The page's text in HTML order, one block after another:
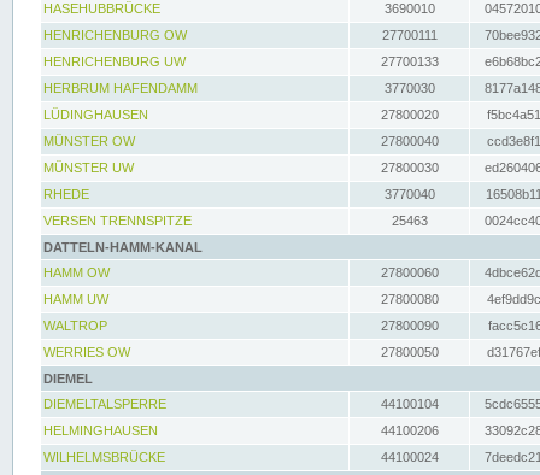
HASEHUBBRÜCKE
3690010
HENRICHENBURG OW
27700111
HENRICHENBURG UW
27700133
HERBRUM HAFENDAMM
3770030
LÜDINGHAUSEN
27800020
MÜNSTER OW
27800040
MÜNSTER UW
27800030
RHEDE
3770040
VERSEN TRENNSPITZE
25463
DATTELN-HAMM-KANAL
HAMM OW
27800060
HAMM UW
27800080
WALTROP
27800090
WERRIES OW
27800050
DIEMEL
DIEMELTALSPERRE
44100104
HELMINGHAUSEN
44100206
WILHELMSBRÜCKE
44100024